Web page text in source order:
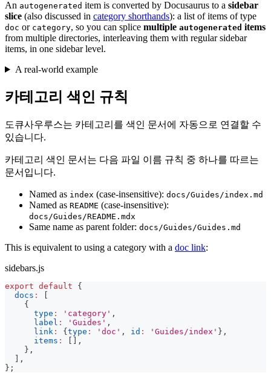
An autogenerated item is converted by Docusaurus to a sidebar
slice (also discussed in category shorthands): a list of items of type
doc or category, so you can splice multiple autogenerated items
from multiple directories, interleaving them with regular sidebar
items, in one sidebar level.
A real-world example
카테고리 색인 규칙
도큐사우루스는 카테고리를 색인 문서에 자동으로 연결할 수
있습니다.
카테고리 색인 문서는 다음 파일 이름 규칙 중 하나를 따르는
문서입니다.
Named as index (case-insensitive): docs/Guides/index.md
Named as README (case-insensitive):
docs/Guides/README.mdx
Same name as parent folder: docs/Guides/Guides.md
This is equivalent to using a category with a doc link:
sidebars.js
export default
{
docs :
{
type : 'category' ,
label : 'Guides' ,
link : { type : 'doc' , id : 'Guides/index' } ,
items :
,
} ,
,
} ;